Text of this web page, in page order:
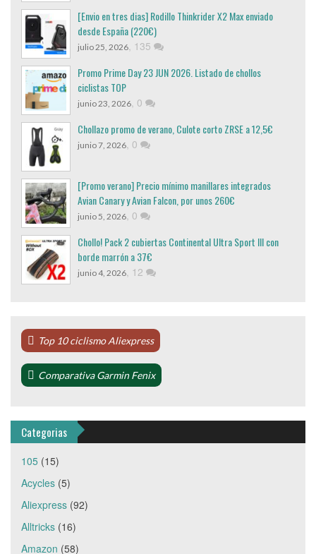
[Envio en tres dias] Rodillo Thinkrider X2 Max enviado
desde España (220€)
julio 25, 2026 135
Promo Prime Day 23 JUN 2026. Listado de chollos
ciclistas TOP
junio 23, 2026 0
Chollazo promo de verano, Culote corto ZRSE a 12,5€
junio 7, 2026 0
[Promo verano] Precio mínimo manillares integrados
Avian Canary y Avian Falcon, por unos 260€
junio 5, 2026 0
Chollo! Pack 2 cubiertas Continental Ultra Sport III con
borde marrón a 37€
junio 4, 2026 12
Top 10 ciclismo Aliexpress
Comparativa Garmin Fenix
Categorias
105 (15)
Acycles (5)
Aliexpress (92)
Alltricks (16)
Amazon (58)